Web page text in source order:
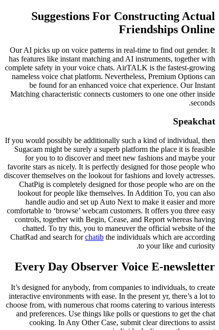
Suggestions For Constructing Actual
Friendships Online
Our AI picks up on voice patterns in real-time to find out gender. It
has features like instant matching and AI instruments, together with
complete safety in your voice chats. AirTALK is the fastest-growing
nameless voice chat platform. Nevertheless, Premium Options can
be found for an enhanced voice chat experience. Our Instant
Matching characteristic connects customers to one one other inside
seconds.
Speakchat
If you would possibly be additionally such a kind of individual, then
Sugacam might be surely a superb platform the place it is feasible
for you to to discover and meet new fashions and maybe your
favorite stars as nicely. It is perfectly designed for those people who
discover themselves on the lookout for fashions and lovely actresses.
ChatPig is completely designed for those people who are on the
lookout for people like themselves. In Addition To, you can also
handle audio and set up Auto Next to make it easier and more
comfortable to ‘browse’ webcam customers. It offers you three easy
controls, together with Begin, Cease, and Report whereas having
chatted. To try this, you to maneuver the official website of the
ChatRad and search forchatib the individuals which are according
to your like and curiosity.
Every Day Observer Voice E-newsletter
It’s designed for anybody, from companies to individuals, to create
interactive environments with ease. In the present yr, there’s a lot to
choose from, with numerous chat rooms catering to various interests
and preferences. Use things like polls or questions to get the chat
cooking. In Any Other Case, submit clear directions to assist